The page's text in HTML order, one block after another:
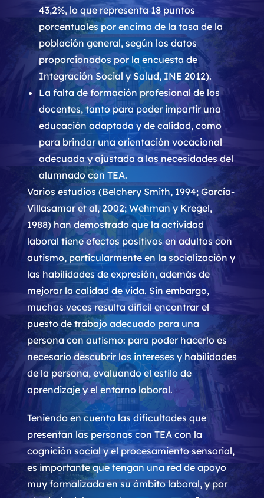
43,2%, lo que representa 18 puntos
porcentuales por encima de la tasa de la
población general, según los datos
proporcionados por la encuesta de
Integración Social y Salud, INE 2012).
La falta de formación profesional de los
docentes, tanto para poder impartir una
educación adaptada y de calidad, como
para brindar una orientación vocacional
adecuada y ajustada a las necesidades del
alumnado con TEA.
Varios estudios (Belchery Smith, 1994; García-
Villasamar et al, 2002; Wehman y Kregel,
1988) han demostrado que la actividad
laboral tiene efectos positivos en adultos con
autismo, particularmente en la socialización y
las habilidades de expresión, además de
mejorar la calidad de vida. Sin embargo,
muchas veces resulta difícil encontrar el
puesto de trabajo adecuado para una
persona con autismo: para poder hacerlo es
necesario descubrir los intereses y habilidades
de la persona, evaluando el estilo de
aprendizaje y el entorno laboral.
Teniendo en cuenta las dificultades que
presentan las personas con TEA con la
cognición social y el procesamiento sensorial,
es importante que tengan una red de apoyo
muy formalizada en su ámbito laboral, y por